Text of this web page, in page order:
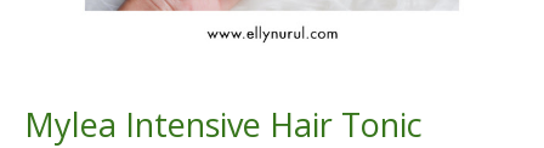
Mylea Intensive Hair Tonic